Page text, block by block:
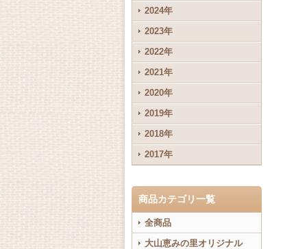
2024年
2023年
2022年
2021年
2020年
2019年
2018年
2017年
商品カテゴリ一覧
全商品
大山恵みの里オリジナル